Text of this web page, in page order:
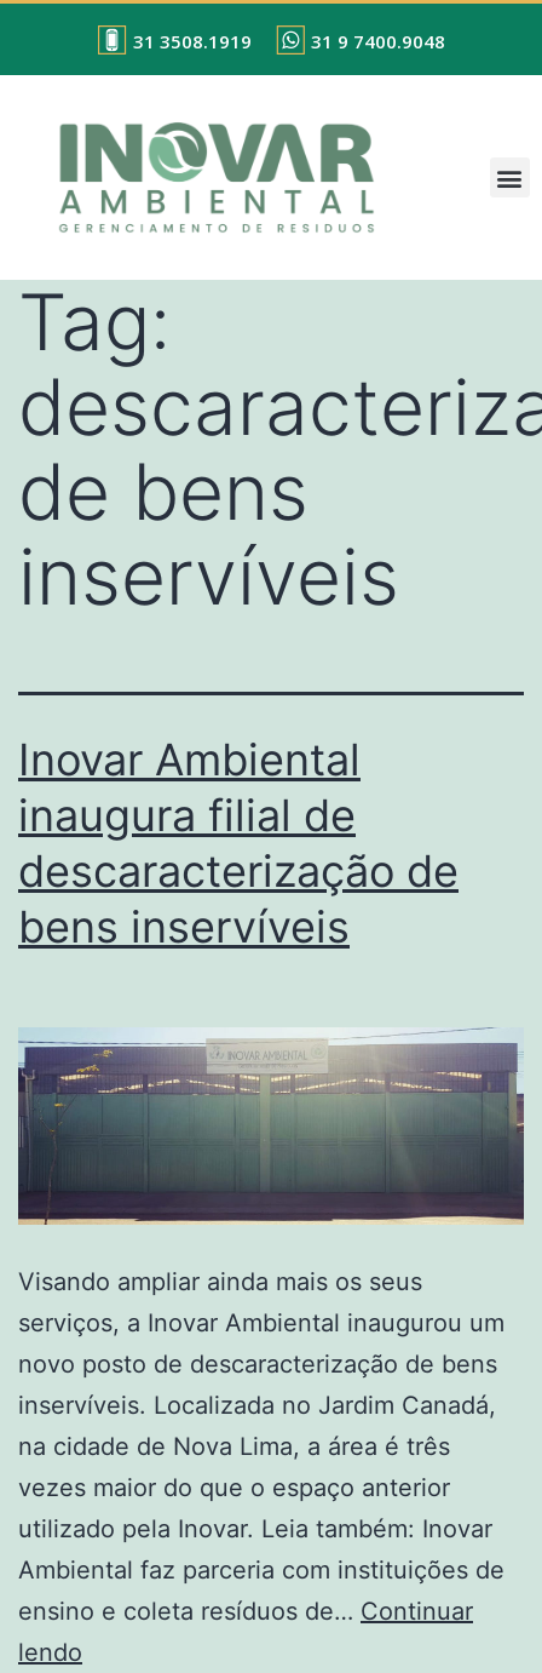
31 3508.1919 31 9 7400.9048
Tag:
de bens
inservíveis
Inovar Ambiental
inaugura filial de
descaracterização de
bens inservíveis
Visando ampliar ainda mais os seus
serviços, a Inovar Ambiental inaugurou um
novo posto de descaracterização de bens
inservíveis. Localizada no Jardim Canadá,
na cidade de Nova Lima, a área é três
vezes maior do que o espaço anterior
utilizado pela Inovar. Leia também: Inovar
Ambiental faz parceria com instituições de
ensino e coleta resíduos de… Continuar
lendo